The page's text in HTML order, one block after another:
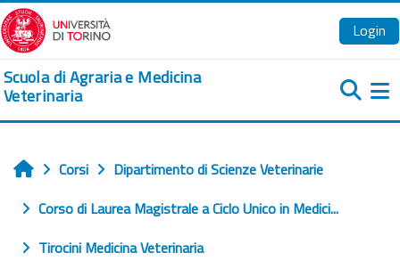
Vai al contenuto principale
Login
Scuola di Agraria e Medicina
Veterinaria
Home
Corsi
Dipartimento di Scienze Veterinarie
Corso di Laurea Magistrale a Ciclo Unico in Medici...
Tirocini Medicina Veterinaria